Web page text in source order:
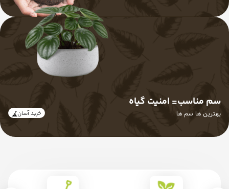
سم مناسب= امنیت گیاه
بهترین ها سم ها خرید آسان